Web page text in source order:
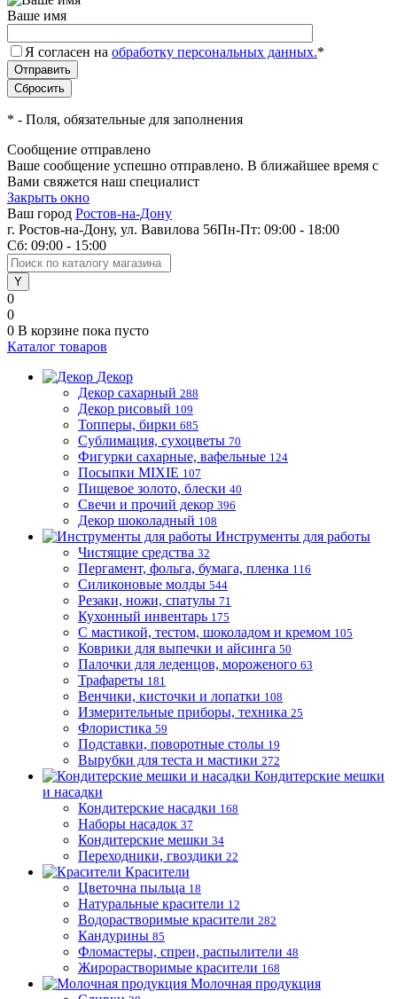
Ваше имя
Я согласен на обработку персональных данных.*
* - Поля, обязательные для заполнения
Сообщение отправлено
Ваше сообщение успешно отправлено. В ближайшее время с
Вами свяжется наш специалист
Закрыть окно
Ваш город Ростов-на-Дону
г. Ростов-на-Дону, ул. Вавилова 56Пн-Пт: 09:00 - 18:00
Сб: 09:00 - 15:00
0
0
0 В корзине пока пусто
Каталог товаров
Декор
Декор сахарный 288
Декор рисовый 109
Топперы, бирки 685
Сублимация, сухоцветы 70
Фигурки сахарные, вафельные 124
Посыпки MIXIE 107
Пищевое золото, блески 40
Свечи и прочий декор 396
Декор шоколадный 108
Инструменты для работы
Чистящие средства 32
Пергамент, фольга, бумага, пленка 116
Силиконовые молды 544
Резаки, ножи, спатулы 71
Кухонный инвентарь 175
С мастикой, тестом, шоколадом и кремом 105
Коврики для выпечки и айсинга 50
Палочки для леденцов, мороженого 63
Трафареты 181
Венчики, кисточки и лопатки 108
Измерительные приборы, техника 25
Флористика 59
Подставки, поворотные столы 19
Вырубки для теста и мастики 272
Кондитерские мешки
и насадки
Кондитерские насадки 168
Наборы насадок 37
Кондитерские мешки 34
Переходники, гвоздики 22
Красители
Цветочна пыльца 18
Натуральные красители 12
Водорастворимые красители 282
Кандурины 85
Фломастеры, спреи, распылители 48
Жирорастворимые красители 168
Молочная продукция